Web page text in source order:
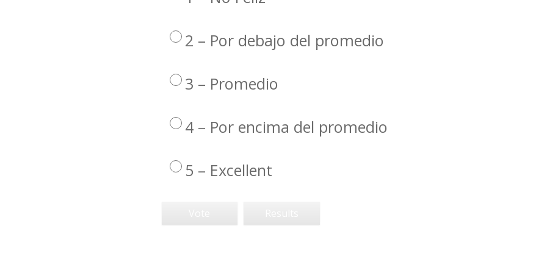
2 – Por debajo del promedio
3 – Promedio
4 – Por encima del promedio
5 – Excellent